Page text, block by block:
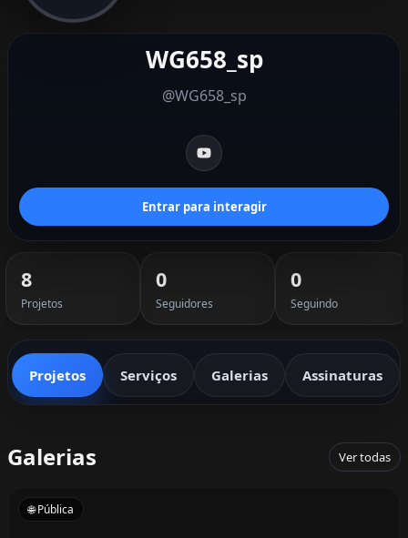
WG658_sp
@WG658_sp
Entrar para interagir
8
Projetos
0
Seguidores
0
Seguindo
Projetos Serviços Galerias Assinaturas
Galerias Ver todas
🌐 Pública